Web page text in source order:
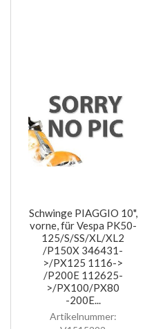
Schwinge PIAGGIO 10",
vorne, für Vespa PK50-
125/S/SS/XL/XL2
/P150X 346431-
>/PX125 1116->
/P200E 112625-
>/PX100/PX80
-200E...
Artikelnummer: